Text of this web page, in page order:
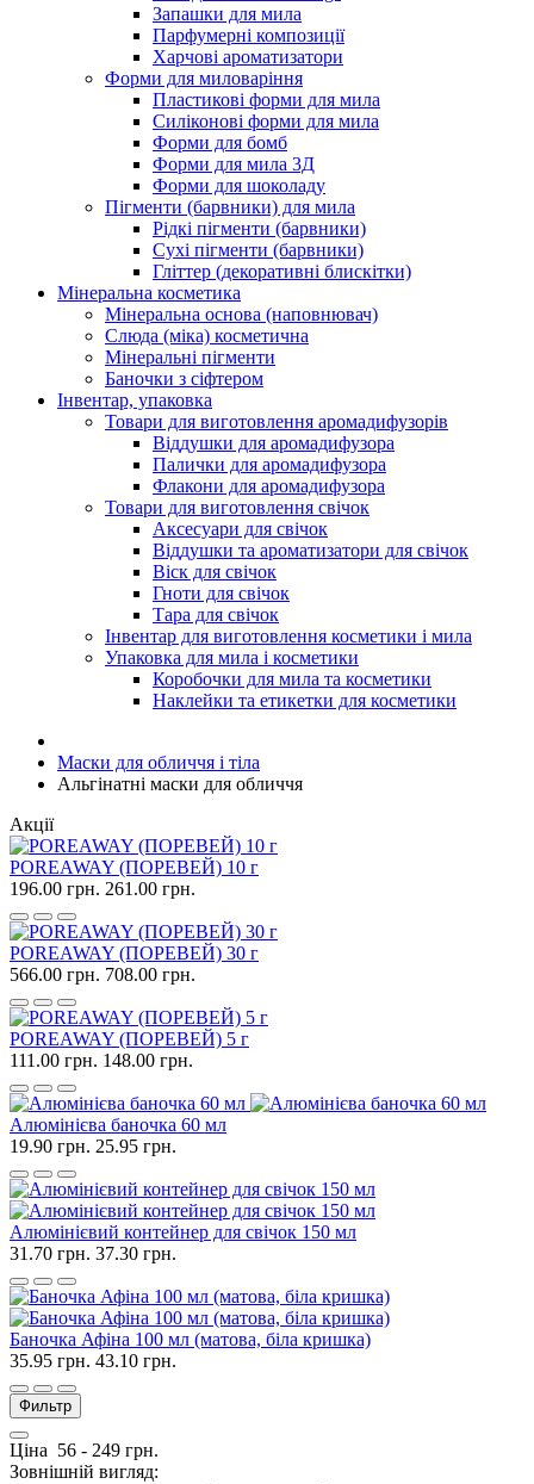
Запашки для мила
Парфумерні композиції
Харчові ароматизатори
Форми для миловаріння
Пластикові форми для мила
Силіконові форми для мила
Форми для бомб
Форми для мила 3Д
Форми для шоколаду
Пігменти (барвники) для мила
Рідкі пігменти (барвники)
Сухі пігменти (барвники)
Гліттер (декоративні блискітки)
Мінеральна косметика
Мінеральна основа (наповнювач)
Слюда (міка) косметична
Мінеральні пігменти
Баночки з сіфтером
Інвентар, упаковка
Товари для виготовлення аромадифузорів
Віддушки для аромадифузора
Палички для аромадифузора
Флакони для аромадифузора
Товари для виготовлення свічок
Аксесуари для свічок
Віддушки та ароматизатори для свічок
Віск для свічок
Гноти для свічок
Тара для свічок
Інвентар для виготовлення косметики і мила
Упаковка для мила і косметики
Коробочки для мила та косметики
Наклейки та етикетки для косметики
Маски для обличчя і тіла
Альгінатні маски для обличчя
Акції
POREAWAY (ПОРЕВЕЙ) 10 г
196.00 грн. 261.00 грн.
POREAWAY (ПОРЕВЕЙ) 30 г
566.00 грн. 708.00 грн.
POREAWAY (ПОРЕВЕЙ) 5 г
111.00 грн. 148.00 грн.
Алюмінієва баночка 60 мл
19.90 грн. 25.95 грн.
Алюмінієвий контейнер для свічок 150 мл
31.70 грн. 37.30 грн.
Баночка Афіна 100 мл (матова, біла кришка)
35.95 грн. 43.10 грн.
Фильтр
Ціна 56 - 249 грн.
Зовнішній вигляд: